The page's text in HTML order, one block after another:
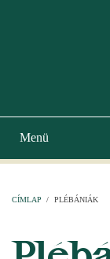
Main
Menü
CÍMLAP / PLÉBÁNIÁK